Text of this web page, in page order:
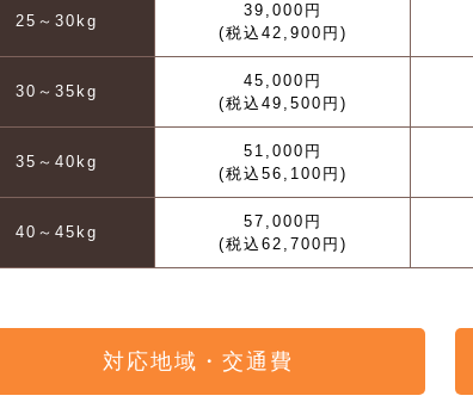
25～30kg
39,000円
(税込42,900円)
30～35kg
45,000円
(税込49,500円)
35～40kg
51,000円
(税込56,100円)
40～45kg
57,000円
(税込62,700円)
対応地域・交通費